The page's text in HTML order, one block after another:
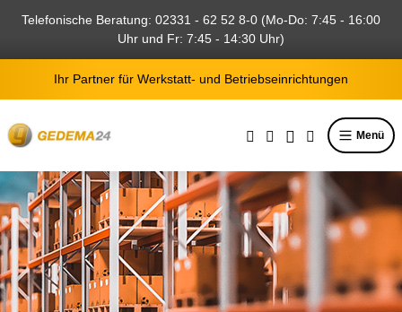
springen
Telefonische Beratung: 02331 - 62 52 8-0 (Mo-Do: 7:45 - 16:00
Uhr und Fr: 7:45 - 14:30 Uhr)
Ihr Partner für Werkstatt- und Betriebseinrichtungen
Menü